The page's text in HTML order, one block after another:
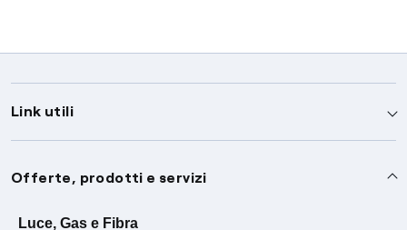
Link utili
Assistenza
Avvisi
Servizi
Offerte, prodotti e servizi
Luce, Gas e Fibra